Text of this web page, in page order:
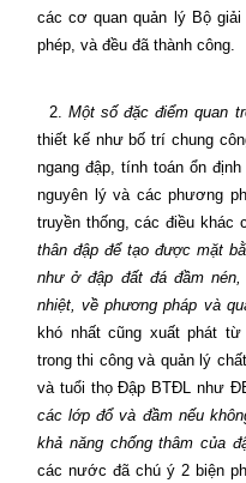
các cơ quan quản lý Bộ
phép, và đều đã thành công.
2.Một số đặc điểm quan
thiết kế như bố trí chung
ngang đập, tính toán ổn
nguyên lý và các phương
truyền thống, các điều khác
thân đập để tạo được mặt
như ở đập đất đá đầm
nhiệt, về phương pháp và
khó nhất cũng xuất phát
trong thi công và quản lý
và tuổi thọ Đập BTĐL như
các lớp đổ và đầm nếu
khả năng chống thâm của
các nước đã chú ý 2 biện